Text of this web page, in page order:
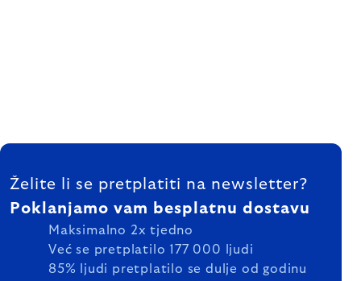
FOOTER
Želite li se pretplatiti na newsletter?
Poklanjamo vam besplatnu dostavu
Maksimalno 2x tjedno
Već se pretplatilo 177 000 ljudi
85% ljudi pretplatilo se dulje od godinu